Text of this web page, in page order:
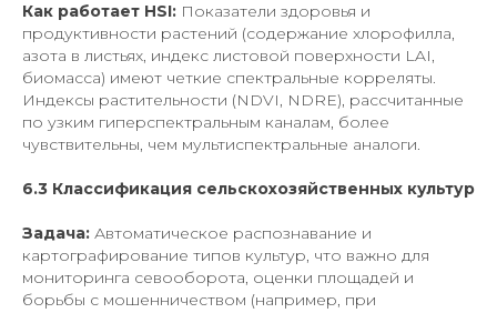
Как работает HSI: Показатели здоровья и
продуктивности растений (содержание хлорофилла,
азота в листьях, индекс листовой поверхности LAI,
биомасса) имеют четкие спектральные корреляты.
Индексы растительности (NDVI, NDRE), рассчитанные
по узким гиперспектральным каналам, более
чувствительны, чем мультиспектральные аналоги.
6.3 Классификация сельскохозяйственных культур
Задача: Автоматическое распознавание и
картографирование типов культур, что важно для
мониторинга севооборота, оценки площадей и
борьбы с мошенничеством (например, при